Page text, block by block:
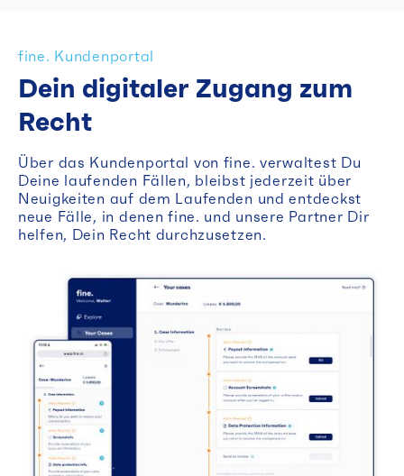
fine. Kundenportal
Dein digitaler Zugang zum
Recht
Über das Kundenportal von fine. verwaltest Du
Deine laufenden Fällen, bleibst jederzeit über
Neuigkeiten auf dem Laufenden und entdeckst
neue Fälle, in denen fine. und unsere Partner Dir
helfen, Dein Recht durchzusetzen.